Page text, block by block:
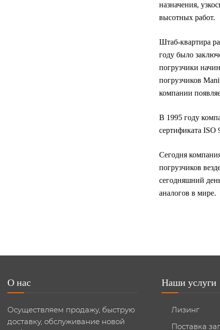
назначения,
высотных работ.
Штаб-квартира
году было
погрузчики
погрузчиков
компании
В 1995 году
сертификата
Сегодня
погрузчиков
сегодняшний
аналогов в мире.
О нас
Осуществляем продажу, быструю
доставку, обслуживание новой
Наши услуги
Лизинг
Поставка